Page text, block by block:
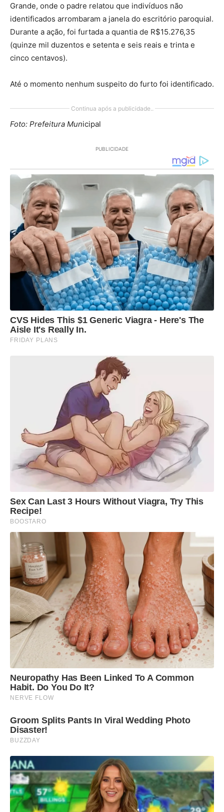
Grande, onde o padre relatou que indivíduos não
identificados arrombaram a janela do escritório paroquial.
Durante a ação, foi furtada a quantia de R$15.276,35
(quinze mil duzentos e setenta e seis reais e trinta e
cinco centavos).
Até o momento nenhum suspeito do furto foi identificado.
Continua após a publicidade..
Foto: Prefeitura Municipal
PUBLICIDADE